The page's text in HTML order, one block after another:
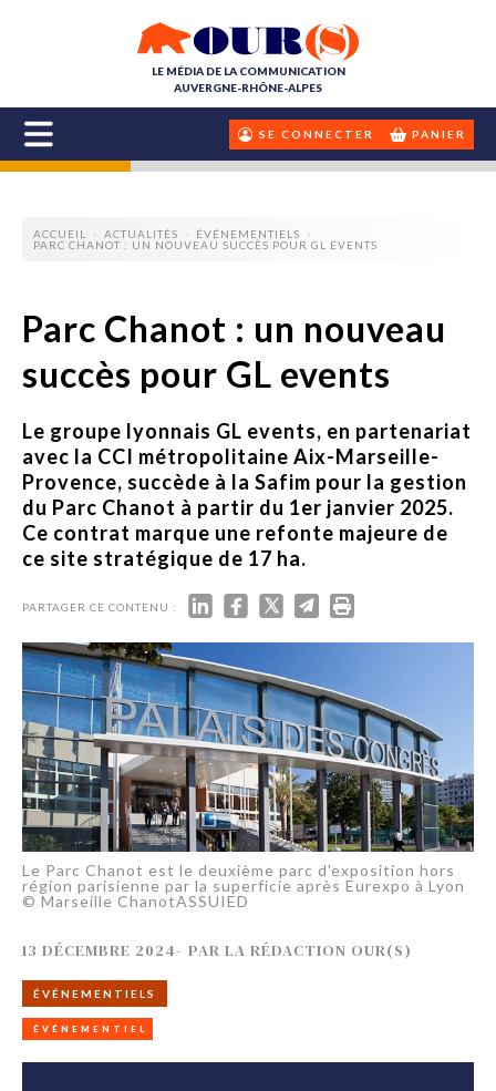
LE MÉDIA DE LA COMMUNICATION
AUVERGNE-RHÔNE-ALPES
SE CONNECTER PANIER
ACCUEIL ACTUALITÉS
ÉVÉNEMENTIELS
PARC CHANOT : UN NOUVEAU SUCCÈS POUR GL EVENTS
Parc Chanot : un nouveau
succès pour GL events
Le groupe lyonnais GL events, en partenariat
avec la CCI métropolitaine Aix-Marseille-
Provence, succède à la Safim pour la gestion
du Parc Chanot à partir du 1er janvier 2025.
Ce contrat marque une refonte majeure de
ce site stratégique de 17 ha.
PARTAGER CE CONTENU :
Le Parc Chanot est le deuxième parc d'exposition hors
région parisienne par la superficie après Eurexpo à Lyon
© Marseille ChanotASSUIED
13 DÉCEMBRE 2024- PAR LA RÉDACTION OUR(S)
ÉVÉNEMENTIELS
ÉVÉNEMENTIEL